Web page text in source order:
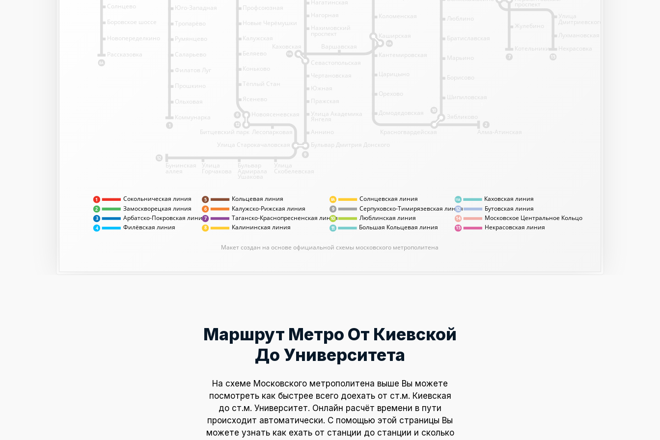
Сокольническая линия
Замоскворецкая линия
Арбатско-Покровская линия
Филёвская линия
Кольцевая линия
Калужско-Рижская линия
Таганско-Краснопресненская линия
Калининская линия
Солнцевская линия
Серпуховско-Тимирязевская линия
Люблинская линия
Каховская линия
Бутовская линия
Московское Центральное Кольцо
Макет создан на основе официальной схемы московского метрополитена
2
3
11А
Большая Кольцевая линия
8
9
10
7
6 12
8А
11
14
5
4
1
15 Некрасовская линия
7
2
10
11А
11А
9
6
12
12
1
8А
15
Профсоюзная
Новые Черёмушки
Калужская
Беляево
Коньково
Тёплый Стан
Ясенево
Новоясеневская
Нагатинская
Нагорная
Нахимовский
проспект
Севастопольская
Чертановская
Южная
Пражская
Улица Академика
Янгеля
проспект
Жулебино
Котельники
Люблино
Братиславская
Марьино
Борисово
Шипиловская
Зябликово
Коломенская
Каширская
Кантемировская
Царицыно
Орехово
Домодедовская
Красногвардейская Алма-Атинская
Аннино
Бульвар Дмитрия Донского
Саларьево
Румянцево
Тропарёво
Юго-Западная
Варшавская
Битцевский парк Лесопарковая
Улица Старокачаловская
Улица
Скобелевская
Бульвар
Адмирала
Ушакова
Улица
Горчакова
Бунинская
аллея
Каховская
Рассказовка
Новопеределкино
Боровское шоссе
Солнцево
Улица
Дмитриевского
Лухмановская
Некрасовка
Филатов Луг
Прошкино
Ольховая
Коммунарка
Маршрут Метро От Киевской
До Университета
На схеме Московского метрополитена выше Вы можете
посмотреть как быстрее всего доехать от ст.м. Киевская
до ст.м. Университет. Онлайн расчёт времени в пути
происходит автоматически. С помощью этой страницы Вы
можете узнать как ехать от станции до станции и сколько